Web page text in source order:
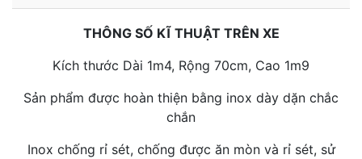
THÔNG SỐ KĨ THUẬT TRÊN XE
Kích thước Dài 1m4, Rộng 70cm, Cao 1m9
Sản phẩm được hoàn thiện bằng inox dày dặn chắc
chắn
Inox chống rỉ sét, chống được ăn mòn và rỉ sét, sử